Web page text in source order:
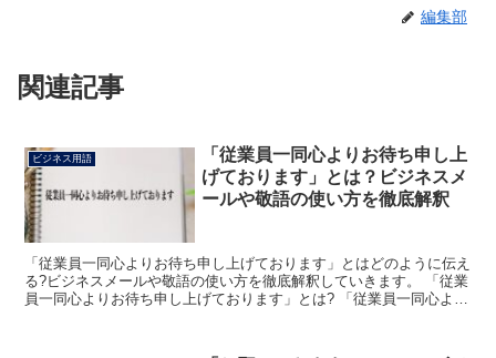
編集部
関連記事
ビジネス用語
「従業員一同心よりお待ち申し上
げております」とは？ビジネスメ
ールや敬語の使い方を徹底解釈
「従業員一同心よりお待ち申し上げております」とはどのように伝え
る?ビジネスメールや敬語の使い方を徹底解釈していきます。 「従業
員一同心よりお待ち申し上げております」とは? 「従業員一同心より